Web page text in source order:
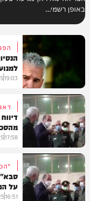
באופן רשמי...
חדשות
19:03
חדשות
17:58
על
16:51